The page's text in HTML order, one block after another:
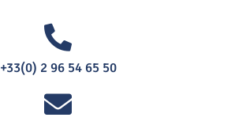
+33(0) 2 96 54 65 50